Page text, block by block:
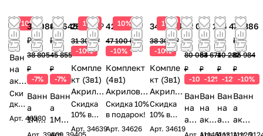
10%
20 268
₽
Ван
на
акр
ило
вая
Alex
Ски
дка
10%
Арт. 46580
36 089
₽
38 805
₽
-7%
Ванн
а
1Mar
ka
42 645
₽
45 855
₽
-7%
Ванн
а
1Mar
ka
10%
28 170 ₽
31 300 ₽
-10%
Компле
кт (3в1)
Акрило
вая
ванна
TIMO
Скидка
10% в
подарок!
Арт. 34639
10%
42 390 ₽
47 100 ₽
-10%
Комплект
(4в1)
Акрилова
я ванна
TIMO
VINO1590
Скидка 10%
в подарок!
Арт. 34626
10%
34 470 ₽
38 300 ₽
-10%
Компле
кт (3в1)
Акрилов
ая
ванна
TIMO
Скидка
10% в
подарок!
Арт. 34619
72 075
₽
80 083
₽
-10%
Ван
на
акр
ило
48 110
₽
54 671
₽
-12%
Ван
на
акр
ило
35 448
₽
40 282
₽
-12%
Ван
на
акр
ило
77 386
₽
85 984
₽
-10%
Ванн
а
акри
лова